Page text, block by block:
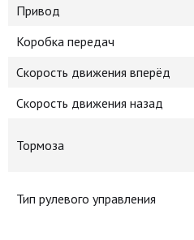
Привод
Коробка передач
Скорость движения вперёд
Скорость движения назад
Тормоза
Тип рулевого управления